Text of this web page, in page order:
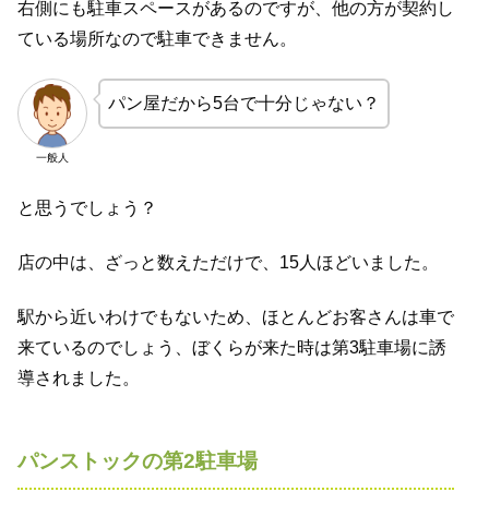
右側にも駐車スペースがあるのですが、他の方が契約し
ている場所なので駐車できません。
一般人
パン屋だから5台で十分じゃない？
と思うでしょう？
店の中は、ざっと数えただけで、15人ほどいました。
駅から近いわけでもないため、ほとんどお客さんは車で
来ているのでしょう、ぼくらが来た時は第3駐車場に誘
導されました。
パンストックの第2駐車場